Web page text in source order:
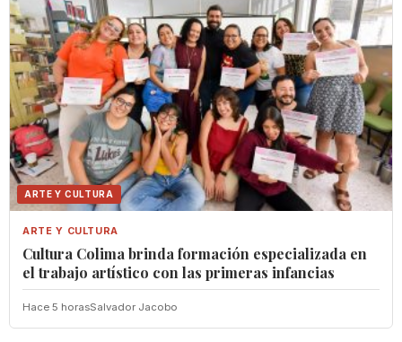
ARTE Y CULTURA
ARTE Y CULTURA
Cultura Colima brinda formación especializada en
el trabajo artístico con las primeras infancias
Hace 5 horasSalvador Jacobo